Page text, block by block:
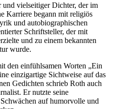
vielseitiger Dichter, der im
Karriere begann mit religiös
und autobiographischen
Schriftsteller, der mit
und zu einem bekannten
wurde.
den einfühlsamen Worten „Ein
einzigartige Sichtweise auf das
Gedichten schrieb Roth auch
Er nutzte seine
auf humorvolle und